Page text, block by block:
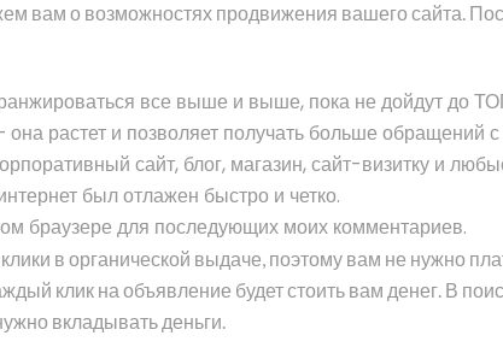
вам о возможностях продвижения вашего сайта.
все выше и выше, пока не дойдут до
она растет и позволяет получать больше обращений
сайт, блог, магазин, сайт-визитку и
был отлажен быстро и четко.
браузере для последующих моих комментариев.
в органической выдаче, поэтому вам не нужно
клик на объявление будет стоить вам денег. В
вкладывать деньги.